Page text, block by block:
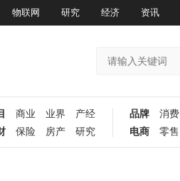
物联网 研究 经济 资讯
商业 业界
产经
保险 房产 研究
品牌 消费
电商
零售